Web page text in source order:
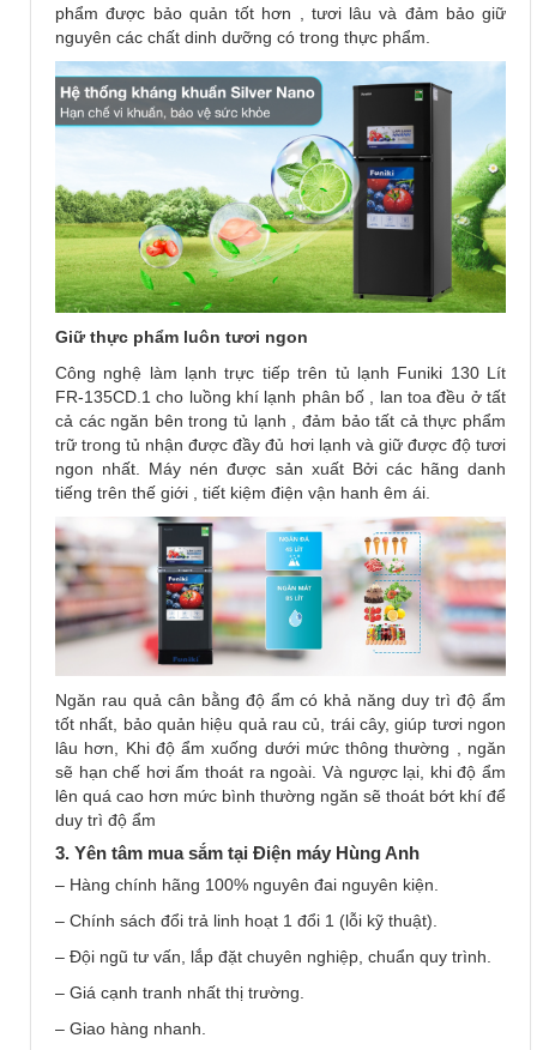
phẩm được bảo quản tốt hơn , tươi lâu và đảm bảo giữ
nguyên các chất dinh dưỡng có trong thực phẩm.
Giữ thực phẩm luôn tươi ngon
Công nghệ làm lạnh trực tiếp trên tủ lạnh Funiki 130 Lít
FR-135CD.1 cho luồng khí lạnh phân bố , lan toa đều ở tất
cả các ngăn bên trong tủ lạnh , đảm bảo tất cả thực phẩm
trữ trong tủ nhận được đầy đủ hơi lạnh và giữ được độ tươi
ngon nhất. Máy nén được sản xuất Bởi các hãng danh
tiếng trên thế giới , tiết kiệm điện vận hanh êm ái.
Ngăn rau quả cân bằng độ ẩm có khả năng duy trì độ ẩm
tốt nhất, bảo quản hiệu quả rau củ, trái cây, giúp tươi ngon
lâu hơn, Khi độ ẩm xuống dưới mức thông thường , ngăn
sẽ hạn chế hơi ấm thoát ra ngoài. Và ngược lại, khi độ ẩm
lên quá cao hơn mức bình thường ngăn sẽ thoát bớt khí để
duy trì độ ẩm
3. Yên tâm mua sắm tại Điện máy Hùng Anh
– Hàng chính hãng 100% nguyên đai nguyên kiện.
– Chính sách đổi trả linh hoạt 1 đổi 1 (lỗi kỹ thuật).
– Đội ngũ tư vấn, lắp đặt chuyên nghiệp, chuẩn quy trình.
– Giá cạnh tranh nhất thị trường.
– Giao hàng nhanh.